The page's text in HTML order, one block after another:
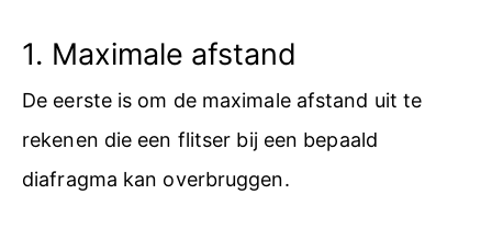
1. Maximale afstand
De eerste is om de maximale afstand uit te
rekenen die een flitser bij een bepaald
diafragma kan overbruggen.